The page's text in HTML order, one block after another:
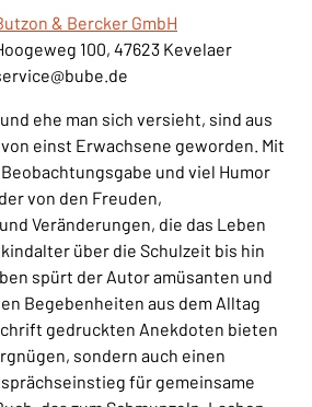
& Bercker GmbH
100, 47623 Kevelaer
ehe man sich versieht, sind aus
einst Erwachsene geworden. Mit
und viel Humor
von den Freuden,
Veränderungen, die das Leben
über die Schulzeit bis hin
spürt der Autor amüsanten und
Begebenheiten aus dem Alltag
gedruckten Anekdoten bieten
sondern auch einen
für gemeinsame